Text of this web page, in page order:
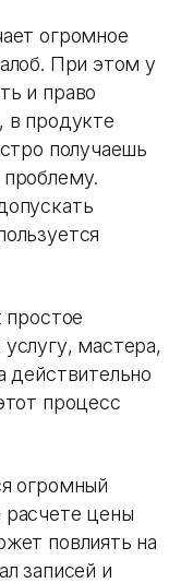
огромное
При этом у
и право
в продукте
получаешь
простое
мастера,
действительно
процесс
огромный
цены
повлиять на
записей и